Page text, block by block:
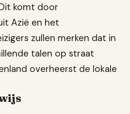
komt door
Azië en het
zullen merken dat in
talen op straat
overheerst de lokale